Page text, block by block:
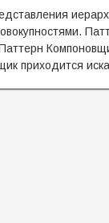
приходится